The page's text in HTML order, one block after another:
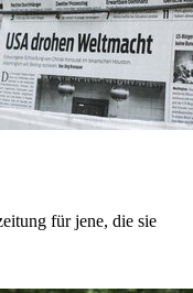
für jene, die sie